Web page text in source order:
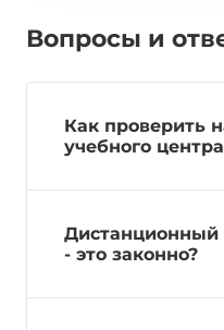
Вопросы и
Как проверить
учебного
Дистанционный
- это законно?